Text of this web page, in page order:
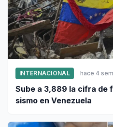
INTERNACIONAL hace 4
Sube a 3,889 la cifra de
sismo en Venezuela